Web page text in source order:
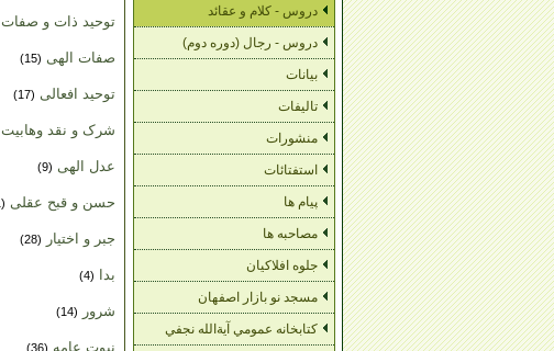
دروس - کلام و عقائد
دروس - رجال (دوره دوم)
بیانات
تالیفات
منشورات
استفتائات
پیام ها
مصاحبه ها
جلوه افلاکیان
مسجد نو بازار اصفهان
کتابخانه عمومي آية‌الله نجفي
توحید ذات و صفات
صفات الهی (15)
توحید افعالی (17)
شرک و نقد وهابیت
عدل الهی (9)
حسن و قبح عقلی (1)
جبر و اختیار (28)
بدا (4)
شرور (14)
نبوت عامه (36)